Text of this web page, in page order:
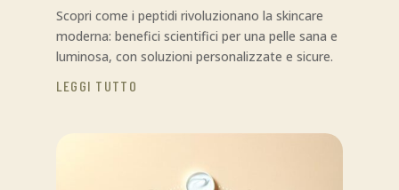
Scopri come i peptidi rivoluzionano la skincare
moderna: benefici scientifici per una pelle sana e
luminosa, con soluzioni personalizzate e sicure.
LEGGI TUTTO